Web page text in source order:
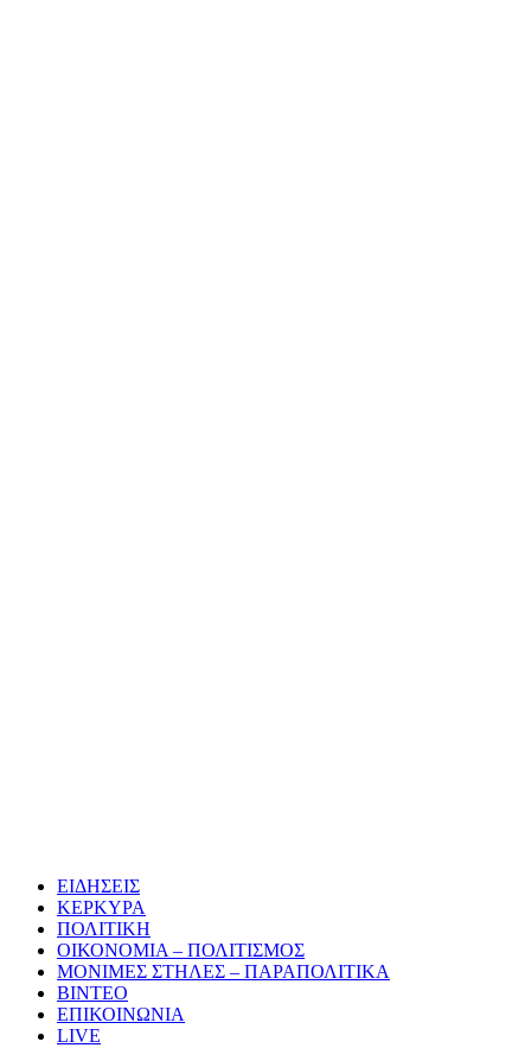
ΕΙΔΗΣΕΙΣ
ΚΕΡΚΥΡΑ
ΠΟΛΙΤΙΚΗ
ΟΙΚΟΝΟΜΙΑ – ΠΟΛΙΤΙΣΜΟΣ
ΜΟΝΙΜΕΣ ΣΤΗΛΕΣ – ΠΑΡΑΠΟΛΙΤΙΚΑ
ΒΙΝΤΕΟ
ΕΠΙΚΟΙΝΩΝΙΑ
LIVE